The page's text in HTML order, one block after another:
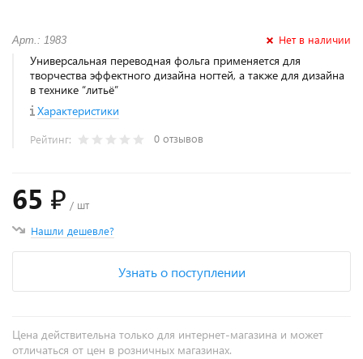
Арт.: 1983 Нет в наличии
Универсальная переводная фольга применяется для
творчества эффектного дизайна ногтей, а также для дизайна
в технике “литьё”
Характеристики
Рейтинг: 0 отзывов
65 ₽ / шт
Нашли дешевле?
Узнать о поступлении
Цена действительна только для интернет-магазина и может
отличаться от цен в розничных магазинах.